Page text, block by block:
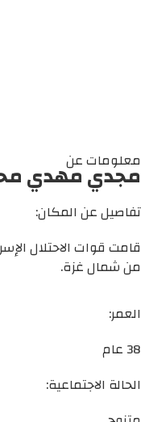
معلومات عن
مجدي مهدي
تفاصيل عن المكان:
قامت قوات الاحتلال
من شمال غزة.
العمر:
38 عام
الحالة الاجتماعية: